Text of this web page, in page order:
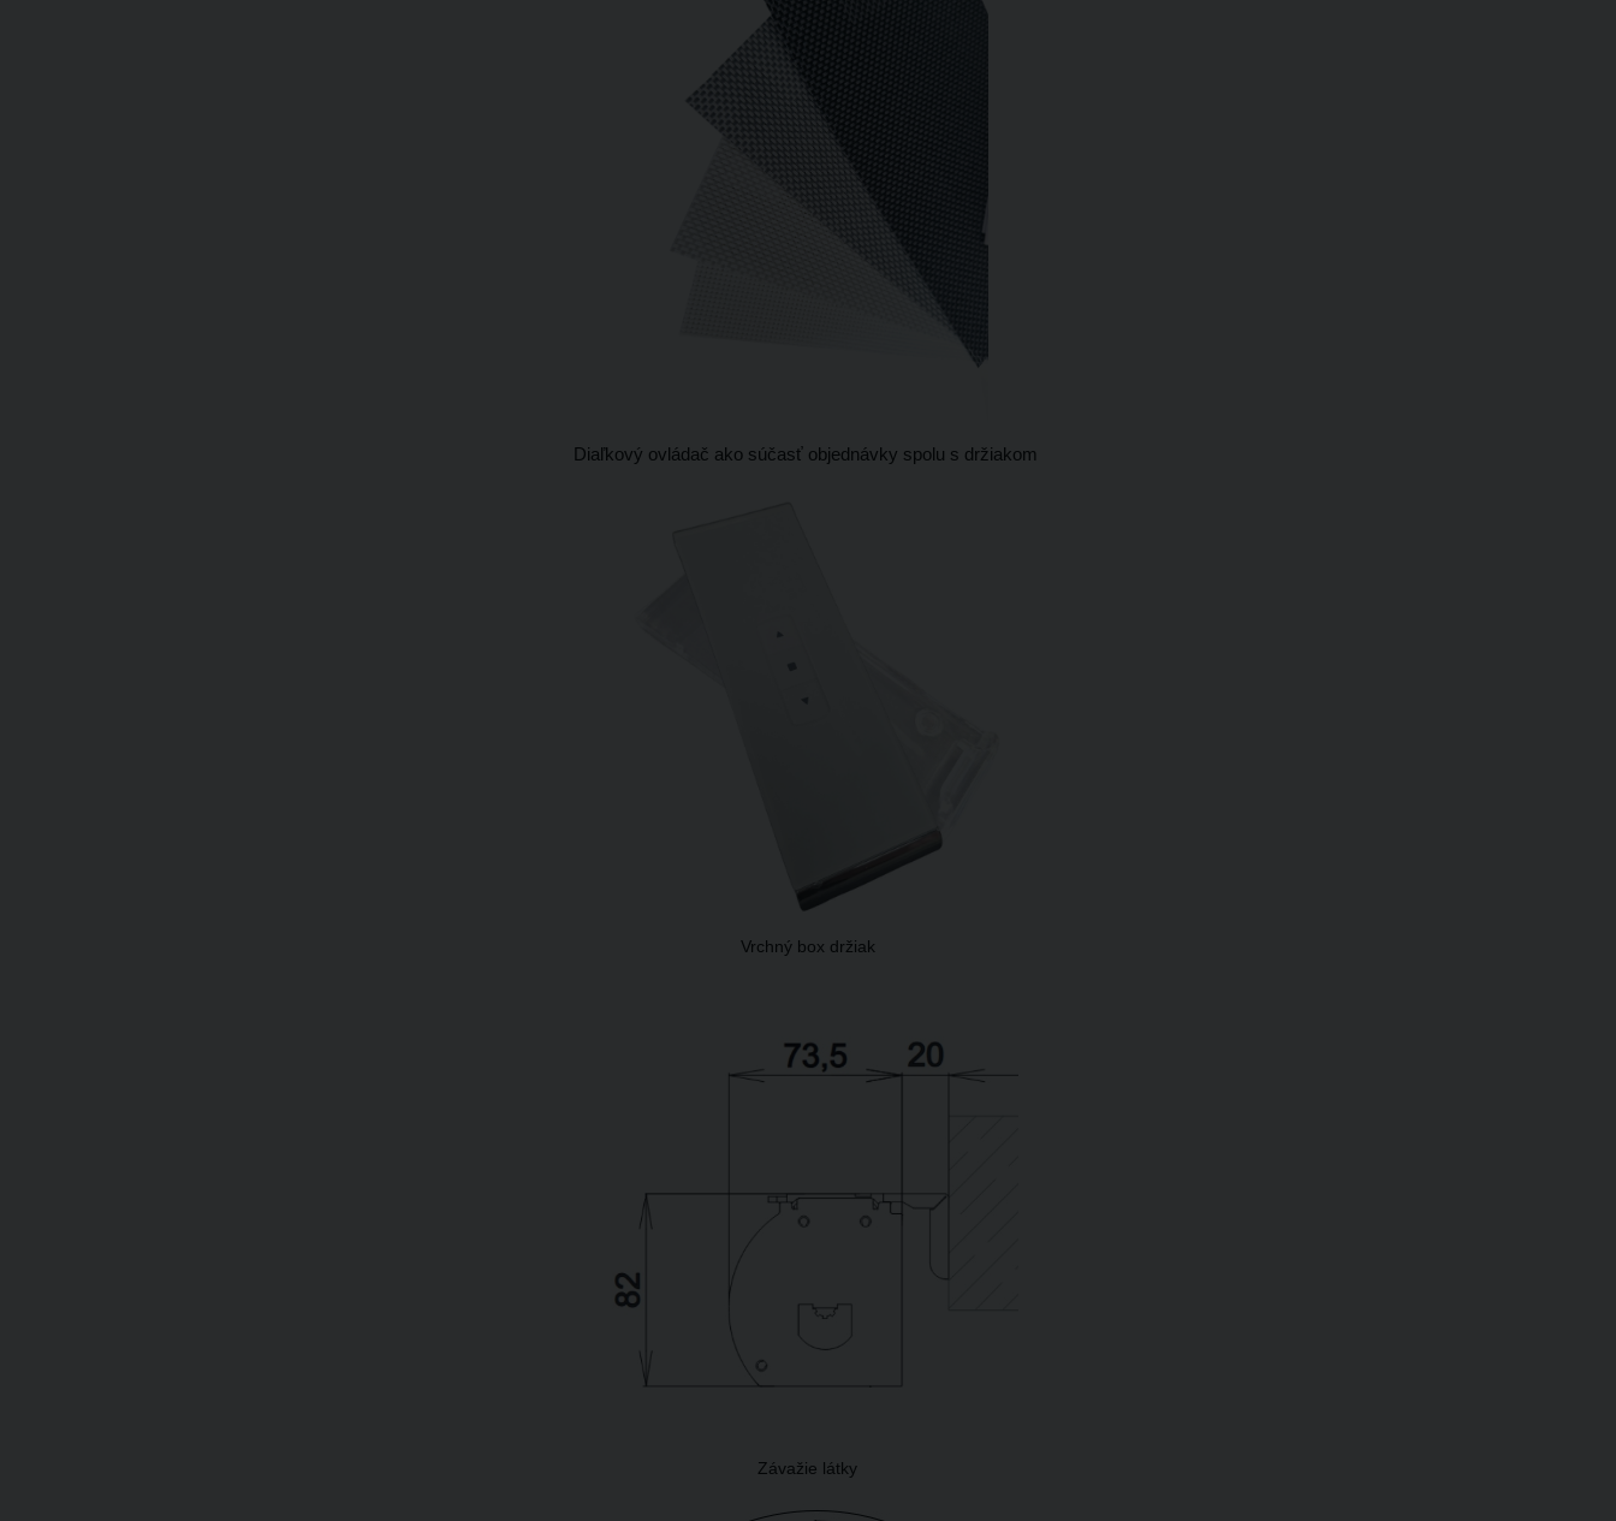
Diaľkový ovládač ako súčasť objednávky spolu s držiakom
Vrchný box držiak
Závažie látky